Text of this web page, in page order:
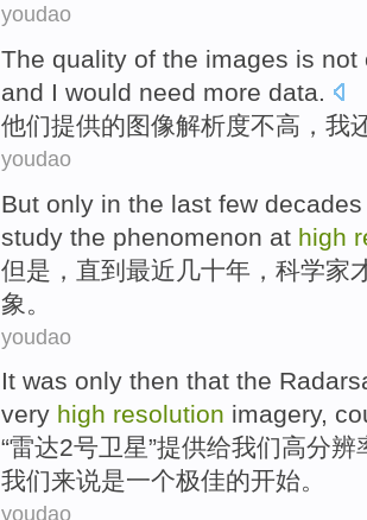
youdao
The quality of the images is not
and I would need more data.
他们提供的图像解析度不高 ， 我
youdao
But only in the last few decades
study the phenomenon at high
但是 ， 直到 最近 几十年， 科学家
象 。
youdao
It was only then that the
very high resolution imagery,
“雷达2号卫星”提供给我们高分辨
我们来说是一个极佳的开始。
youdao